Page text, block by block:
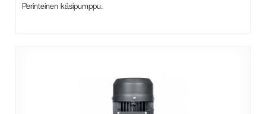
Perinteinen käsipumppu.